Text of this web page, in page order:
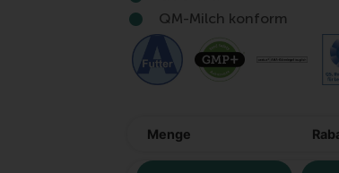
QM-Milch konform
Menge